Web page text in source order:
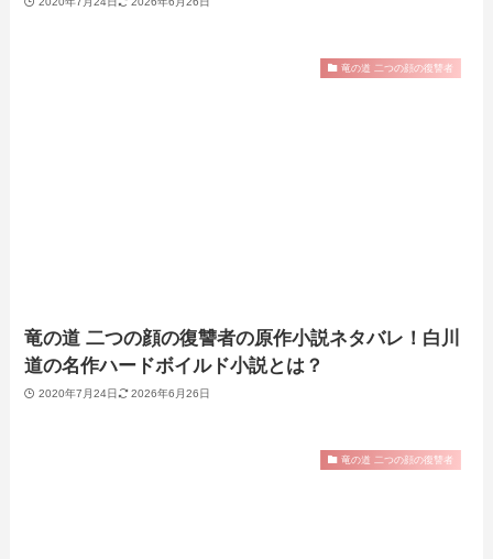
竜の道 二つの顔の復讐者
竜の道 二つの顔の復讐者の原作小説ネタバレ！白川
道の名作ハードボイルド小説とは？
2020年7月24日 2026年6月26日
竜の道 二つの顔の復讐者